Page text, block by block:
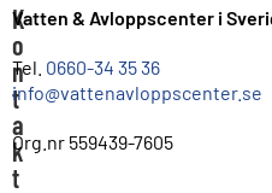
K
o
n
t
a
k
t
Vatten & Avloppscenter i
Tel. 0660-34 35 36
info@vattenavloppscenter.se
Org.nr 559439-7605